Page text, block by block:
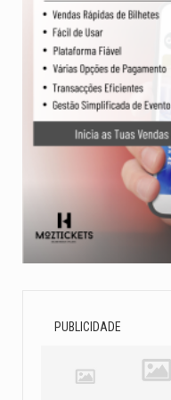
PUBLICIDADE